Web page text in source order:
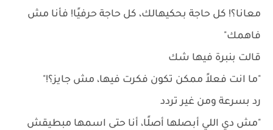
معانا؟! كل حاجة بحكيهالك، كل حاجة حرفيًا! فأنا مش
فاهمك"
قالت بنبرة فيها شك
"ما انت فعلاً ممكن تكون فكرت فيها، مش جايز؟!"
رد بسرعة ومن غير تردد
"مش دي اللي أبصلها أصلًا، أنا حتى اسمها مبطيقش